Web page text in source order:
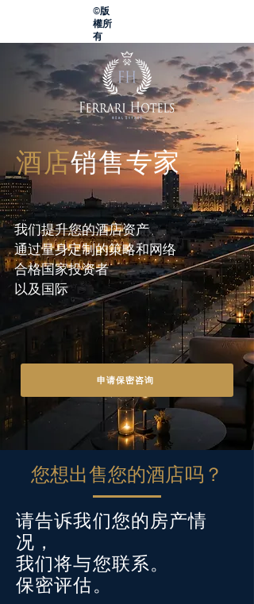
©版
權所
有
酒店销售专家
我们提升您的酒店资产
通过量身定制的策略和网络
合格国家投资者
以及国际
申请保密咨询
您想出售您的酒店吗？
请告诉我们您的房产情
况，
我们将与您联系。
保密评估。